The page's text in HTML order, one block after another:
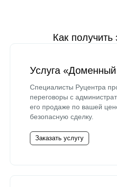
Как получить
Услуга
Специалисты Руцентра
переговоры с
его продаже по вашей
безопасную сделку.
Заказать услугу